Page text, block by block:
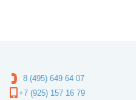
8 (495) 649 64 07
+7 (925) 157 16 79